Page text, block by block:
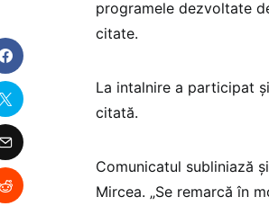
programele dezvoltate
citate.
La intalnire a participat
citată.
Comunicatul subliniază
Mircea. „Se remarcă în